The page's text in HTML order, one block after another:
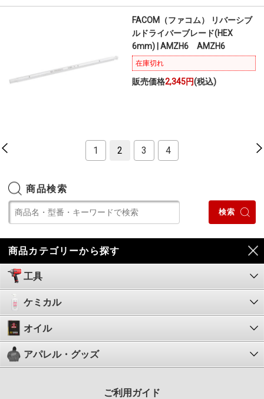
FACOM（ファコム） リバーシブ
ルドライバーブレード(HEX
6mm) | AMZH6 AMZH6
在庫切れ
販売価格2,345円(税込)
1 2 3 4
商品検索
商品カテゴリーから探す
工具
ケミカル
オイル
アパレル・グッズ
ご利用ガイド